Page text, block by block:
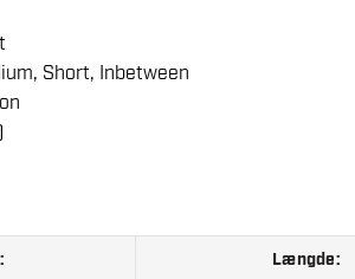
Short, Inbetween
Længde: